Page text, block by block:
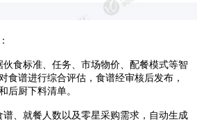
食标准、任务、市场物价、配餐模式等智
食谱进行综合评估，食谱经审核后发布，
厨下料清单。
食谱、就餐人数以及零星采购需求，自动生成